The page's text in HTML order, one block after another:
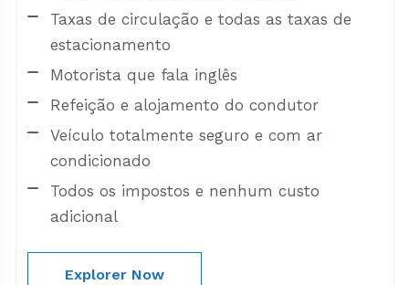
Taxas de circulação e todas as taxas de
estacionamento
Motorista que fala inglês
Refeição e alojamento do condutor
Veículo totalmente seguro e com ar
condicionado
Todos os impostos e nenhum custo
adicional
Explorer Now